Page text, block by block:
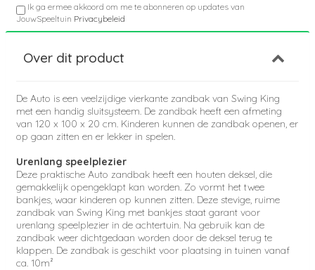
Ik ga ermee akkoord om me te abonneren op updates van
JouwSpeeltuin Privacybeleid
Over dit product
De Auto is een veelzijdige vierkante zandbak van Swing King
met een handig sluitsysteem. De zandbak heeft een afmeting
van 120 x 100 x 20 cm. Kinderen kunnen de zandbak openen, er
op gaan zitten en er lekker in spelen.
Urenlang speelplezier
Deze praktische Auto zandbak heeft een houten deksel, die
gemakkelijk opengeklapt kan worden. Zo vormt het twee
bankjes, waar kinderen op kunnen zitten. Deze stevige, ruime
zandbak van Swing King met bankjes staat garant voor
urenlang speelplezier in de achtertuin. Na gebruik kan de
zandbak weer dichtgedaan worden door de deksel terug te
klappen. De zandbak is geschikt voor plaatsing in tuinen vanaf
ca. 10m²